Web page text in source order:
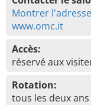
Montrer
www.omc.it
Accès:
réservé aux
Rotation:
tous les deux ans